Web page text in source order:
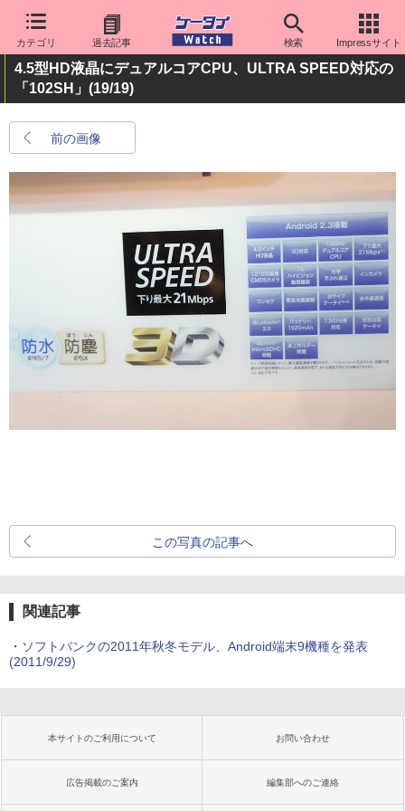
カテゴリ 過去記事 検索 Impressサイト
4.5型HD液晶にデュアルコアCPU、ULTRA SPEED対応の
「102SH」 (19/19)
前の画像
この写真の記事へ
関連記事
・ ソフトバンクの2011年秋冬モデル、Android端末9機種を発表
(2011/9/29)
本サイトのご利用について お問い合わせ
広告掲載のご案内 編集部へのご連絡